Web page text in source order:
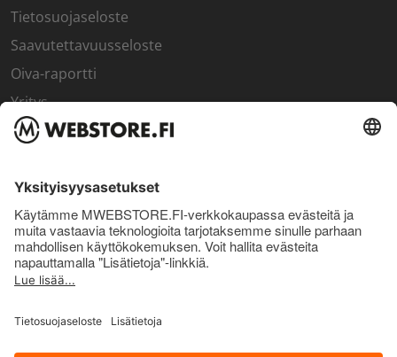
Tietosuojaseloste
Saavutettavuusseloste
Oiva-raportti
Yritys
SISÄPIIRI
Sisäpiirin bonusohjelma
Uutiskirje
Uutiset ja artikkelit